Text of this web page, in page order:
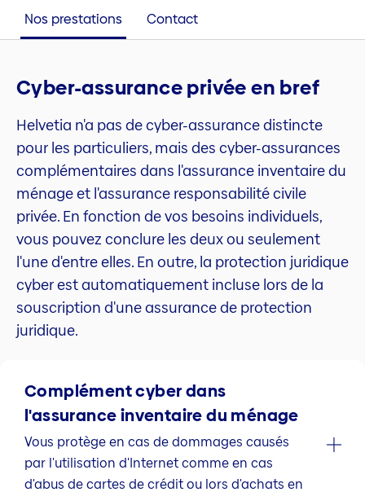
Nos prestations Contact
Cyber-assurance privée en bref
Helvetia n'a pas de cyber-assurance distincte
pour les particuliers, mais des cyber-assurances
complémentaires dans l'assurance inventaire du
ménage et l'assurance responsabilité civile
privée. En fonction de vos besoins individuels,
vous pouvez conclure les deux ou seulement
l'une d'entre elles. En outre, la protection juridique
cyber est automatiquement incluse lors de la
souscription d'une assurance de protection
juridique.
Complément cyber dans
l'assurance inventaire du ménage
Vous protège en cas de dommages causés
par l'utilisation d'Internet comme en cas
d'abus de cartes de crédit ou lors d'achats en